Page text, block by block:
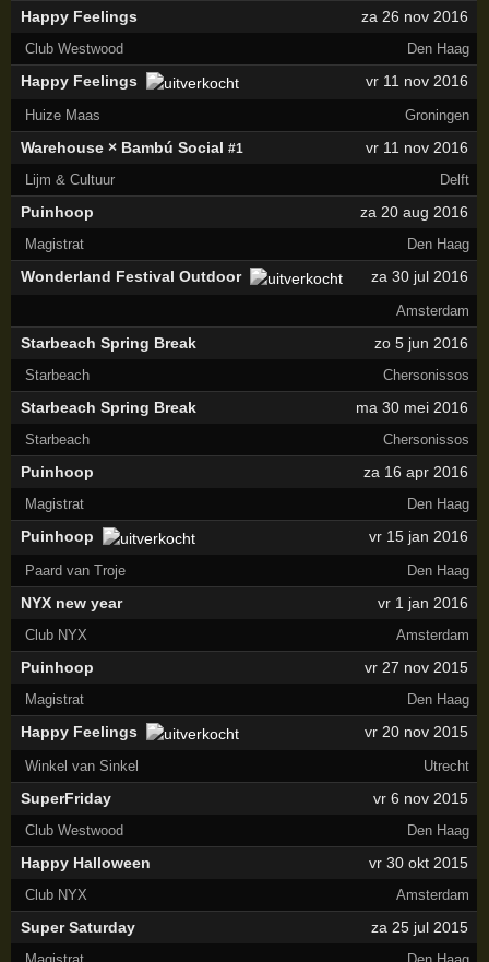
Happy Feelings za 26 nov 2016
Club Westwood Den Haag
Happy Feelings vr 11 nov 2016
Huize Maas Groningen
Warehouse × Bambú Social #1 vr 11 nov 2016
Lijm & Cultuur Delft
Puinhoop za 20 aug 2016
Magistrat Den Haag
Wonderland Festival Outdoor za 30 jul 2016
Amsterdam
Starbeach Spring Break zo 5 jun 2016
Starbeach Chersonissos
Starbeach Spring Break ma 30 mei 2016
Starbeach Chersonissos
Puinhoop za 16 apr 2016
Magistrat Den Haag
Puinhoop vr 15 jan 2016
Paard van Troje Den Haag
NYX new year vr 1 jan 2016
Club NYX Amsterdam
Puinhoop vr 27 nov 2015
Magistrat Den Haag
Happy Feelings vr 20 nov 2015
Winkel van Sinkel Utrecht
SuperFriday vr 6 nov 2015
Club Westwood Den Haag
Happy Halloween vr 30 okt 2015
Club NYX Amsterdam
Super Saturday za 25 jul 2015